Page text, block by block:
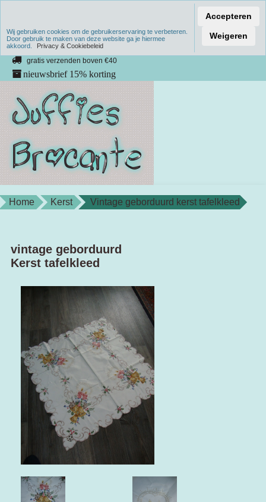
Verzenden binnen 1 werkdag
unieke producten
gratis verzenden boven €40
nieuwsbrief 15% korting
Home Kerst Vintage geborduurd kerst tafelkleed
vintage geborduurd
Kerst tafelkleed
Wij gebruiken cookies om de gebruikerservaring te verbeteren.
Door gebruik te maken van deze website ga je hiermee
akkoord.
Privacy & Cookiebeleid
Accepteren
Weigeren